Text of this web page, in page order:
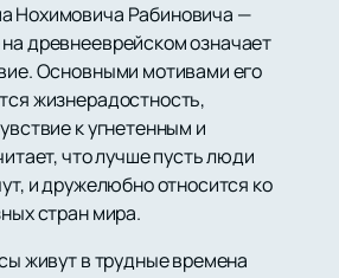
Нохимовича Рабиновича —
древнееврейском означает
Основными мотивами его
жизнерадостность,
к угнетенным и
что лучше пусть люди
и дружелюбно относится ко
стран мира.
живут в трудные времена